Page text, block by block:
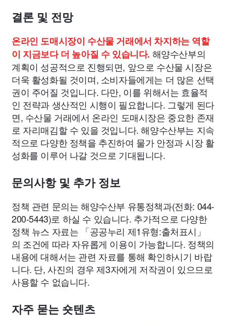
결론 및 전망
온라인 도매시장이 수산물 거래에서 차지하는 역할
이 지금보다 더 높아질 수 있습니다. 해양수산부의
계획이 성공적으로 진행되면, 앞으로 수산물 시장은
더욱 활성화될 것이며, 소비자들에게는 더 많은 선택
권이 주어질 것입니다. 다만, 이를 위해서는 효율적
인 전략과 생산적인 시행이 필요합니다. 그렇게 된다
면, 수산물 거래에서 온라인 도매시장은 중요한 존재
로 자리매김할 수 있을 것입니다. 해양수산부는 지속
적으로 다양한 정책을 추진하여 물가 안정과 시장 활
성화를 이루어 나갈 것으로 기대됩니다.
문의사항 및 추가 정보
정책 관련 문의는 해양수산부 유통정책과(전화: 044-
200-5443)로 하실 수 있습니다. 추가적으로 다양한
정책 뉴스 자료는 「공공누리 제1유형:출처표시」
의 조건에 따라 자유롭게 이용이 가능합니다. 정책의
내용에 대해서는 관련 자료를 통해 확인하시기 바랍
니다. 단, 사진의 경우 제3자에게 저작권이 있으므로
사용할 수 없습니다.
자주 묻는 숏텐츠